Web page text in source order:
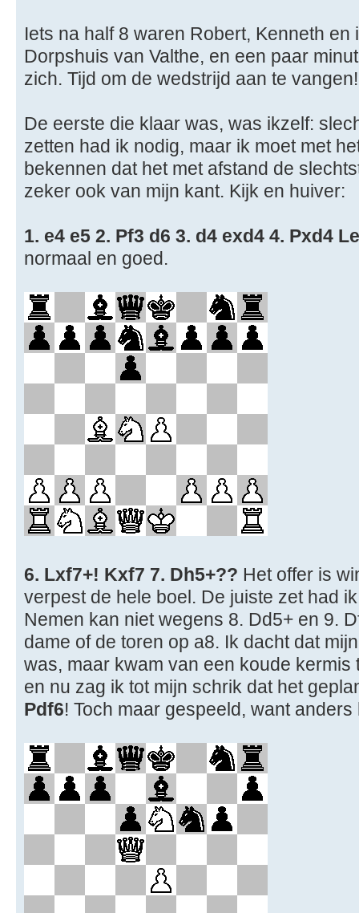
Iets na half 8 waren Robert, Kenneth
Dorpshuis van Valthe, en een paar
zich. Tijd om de wedstrijd aan te vangen!
De eerste die klaar was, was ikzelf:
zetten had ik nodig, maar ik moet met
bekennen dat het met afstand de
zeker ook van mijn kant. Kijk en huiver:
1. e4 e5 2. Pf3 d6 3. d4 exd4 4. Pxd4
normaal en goed.
6. Lxf7+! Kxf7 7. Dh5+?? Het offer is
verpest de hele boel. De juiste zet had
Nemen kan niet wegens 8. Dd5+ en 9.
dame of de toren op a8. Ik dacht dat
was, maar kwam van een koude
en nu zag ik tot mijn schrik dat het
Pdf6! Toch maar gespeeld, want